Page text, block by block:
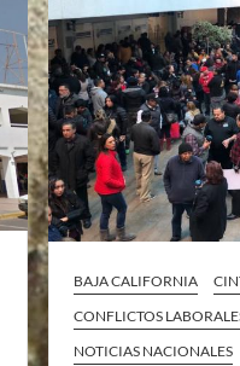
BAJA CALIFORNIA
CONFLICTOS
NOTICIAS NACIONALES